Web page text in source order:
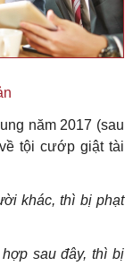
năm 2017 (sau
tội cướp giật tài
khác, thì bị phạt
sau đây, thì bị